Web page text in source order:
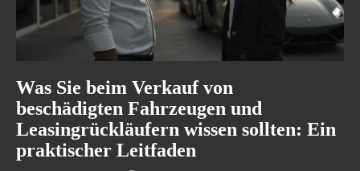
Was Sie beim Verkauf von
beschädigten Fahrzeugen und
Leasingrückläufern wissen sollten: Ein
praktischer Leitfaden